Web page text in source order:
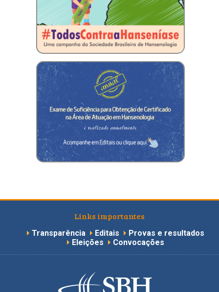
Links importantes
Transparência Editais
Provas e resultados
Eleições
Convocações